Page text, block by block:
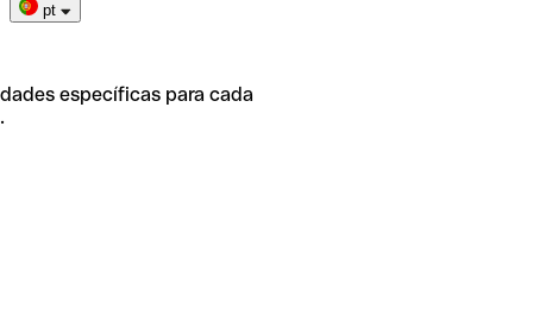
pt
específicas para cada